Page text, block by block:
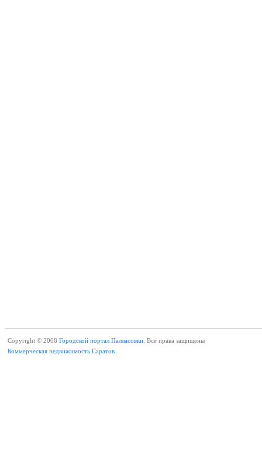
Copyright © 2008 Городской портал Палласовки. Все права защищены
Коммерческая недвижимость Саратов